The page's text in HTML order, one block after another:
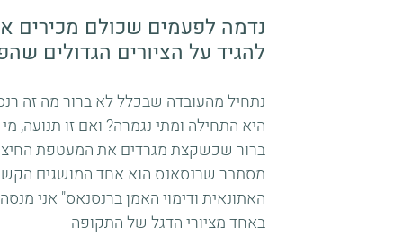
נדמה לפעמים שכולם מכירים
להגיד על הציורים הגדולים
נתחיל מהעובדה שבכלל לא ברור מה זה
היא התחילה ומתי נגמרה? ואם זו תנועה,
ברור שכשקצת מגרדים את המעטפת
מסתבר שרנסאנס הוא אחד המושגים
האתונאית ודימוי האמן ברנסנאס" אני
באחד מציורי הדגל של התקופה